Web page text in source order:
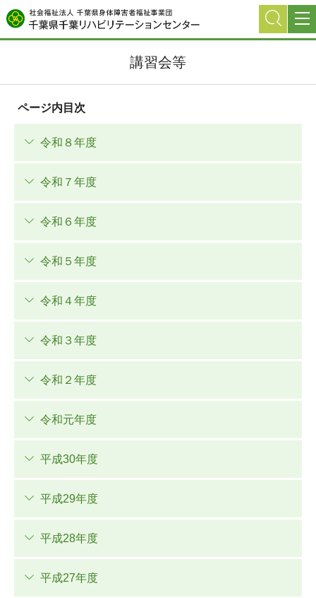
グ
ロ
ー
本
文
へ
ロ
ー
カ
フ
ッ
タ
講習会等
ページ内目次
令和８年度
令和７年度
令和６年度
令和５年度
令和４年度
令和３年度
令和２年度
令和元年度
平成30年度
平成29年度
平成28年度
平成27年度